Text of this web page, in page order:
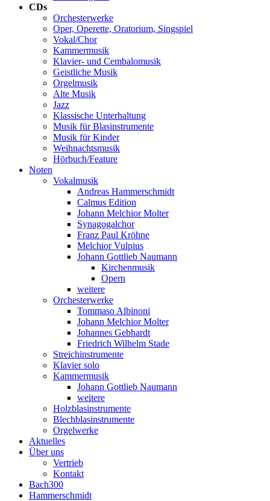
CDs
Orchesterwerke
Oper, Operette, Oratorium, Singspiel
Vokal/Chor
Kammermusik
Klavier- und Cembalomusik
Geistliche Musik
Orgelmusik
Alte Musik
Jazz
Klassische Unterhaltung
Musik für Blasinstrumente
Musik für Kinder
Weihnachtsmusik
Hörbuch/Feature
Noten
Vokalmusik
Andreas Hammerschmidt
Calmus Edition
Johann Melchior Molter
Synagogalchor
Franz Paul Kröhne
Melchior Vulpius
Johann Gottlieb Naumann
Kirchenmusik
Opern
weitere
Orchesterwerke
Tommaso Albinoni
Johann Melchior Molter
Johannes Gebhardt
Friedrich Wilhelm Stade
Streichinstrumente
Klavier solo
Kammermusik
Johann Gottlieb Naumann
weitere
Holzblasinstrumente
Blechblasinstrumente
Orgelwerke
Aktuelles
Über uns
Vertrieb
Kontakt
Bach300
Hammerschmidt